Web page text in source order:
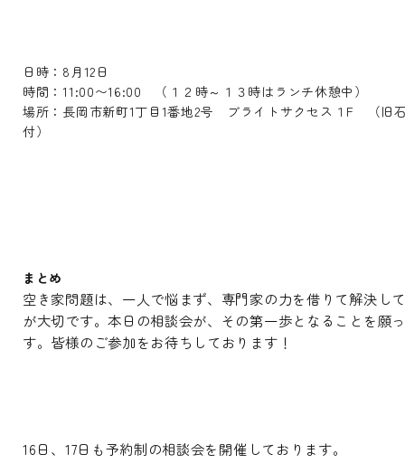
日時：8月12日
時間：11:00〜16:00 （１２時～１３時はランチ休憩中）
場所：長岡市新町1丁目1番地2号 ブライトサクセス１F （旧
付）
まとめ
空き家問題は、一人で悩まず、専門家の力を借りて解決し
が大切です。本日の相談会が、その第一歩となることを願
す。皆様のご参加をお待ちしております！
16日、17日も予約制の相談会を開催しております。